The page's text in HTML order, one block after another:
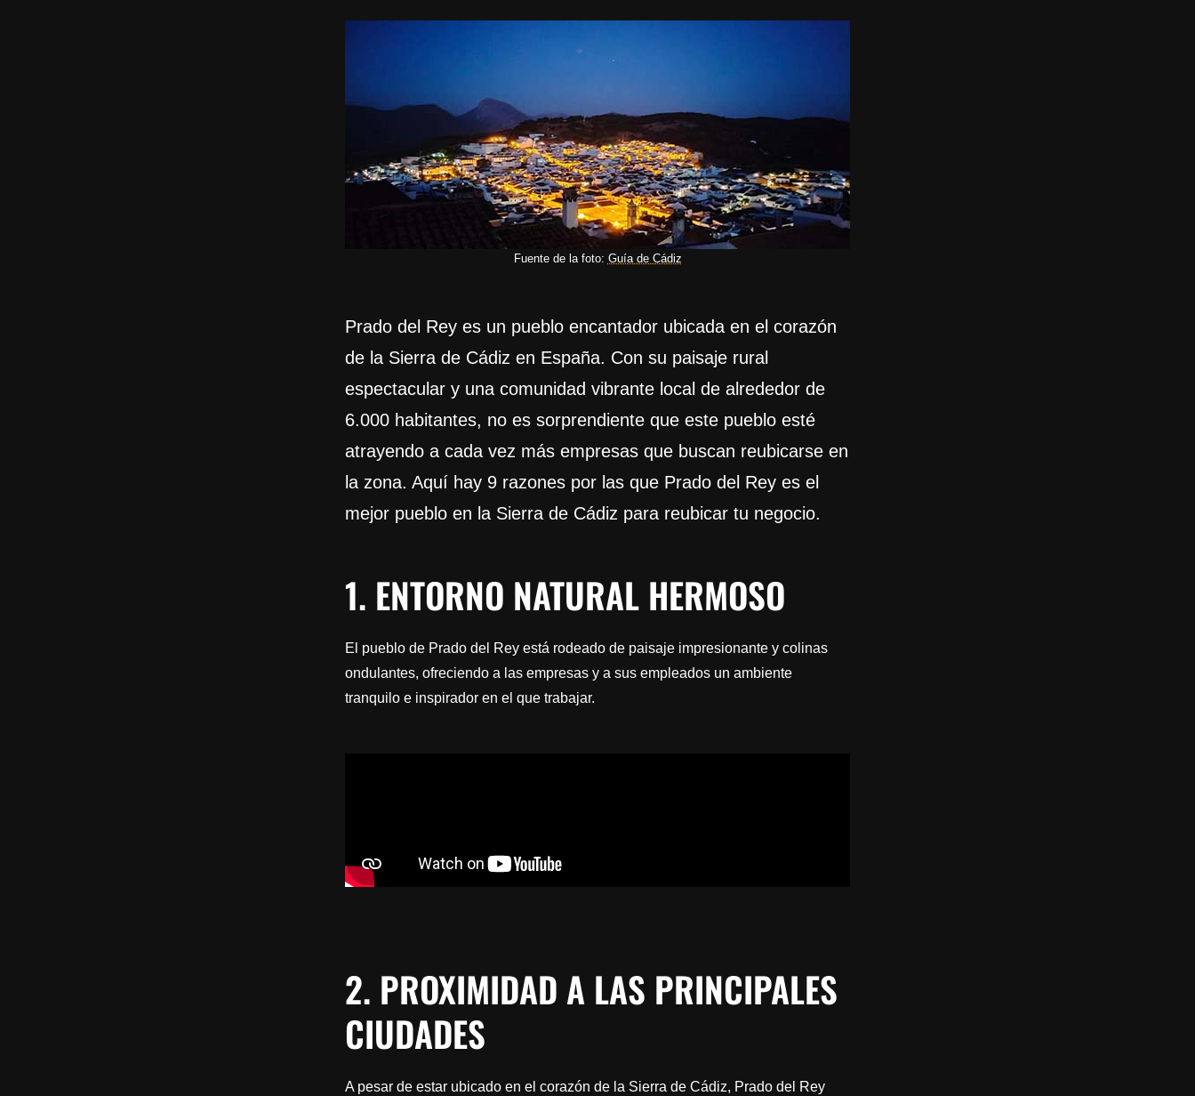
Fuente de la foto: Guía de Cádiz
Prado del Rey es un pueblo encantador ubicada en el corazón
de la Sierra de Cádiz en España. Con su paisaje rural
espectacular y una comunidad vibrante local de alrededor de
6.000 habitantes, no es sorprendiente que este pueblo esté
atrayendo a cada vez más empresas que buscan reubicarse en
la zona. Aquí hay 9 razones por las que Prado del Rey es el
mejor pueblo en la Sierra de Cádiz para reubicar tu negocio.
1. ENTORNO NATURAL HERMOSO
El pueblo de Prado del Rey está rodeado de paisaje impresionante y colinas
ondulantes, ofreciendo a las empresas y a sus empleados un ambiente
tranquilo e inspirador en el que trabajar.
2. PROXIMIDAD A LAS PRINCIPALES
CIUDADES
A pesar de estar ubicado en el corazón de la Sierra de Cádiz, Prado del Rey